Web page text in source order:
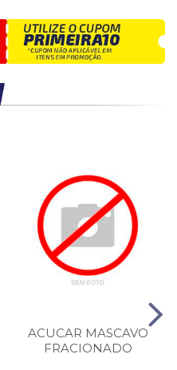
ACUCAR MASCAVO
FRACIONADO